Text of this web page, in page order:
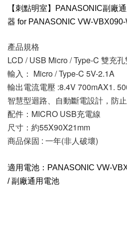
【刺點明室】PANASONIC副廠
器 for PANASONIC VW-
產品規格
LCD / USB Micro / Type-C 雙充
輸入： Micro / Type-C 5V-2.1A
輸出電流電壓 :8.4V 700mAX1.
智慧型迴路、自動斷電設計，防止
配件：MICRO USB充電線
尺寸：約55X90X21mm
商品保固 : 一年(非人破壞)
適用電池：PANASONIC VW-
/ 副廠通用電池